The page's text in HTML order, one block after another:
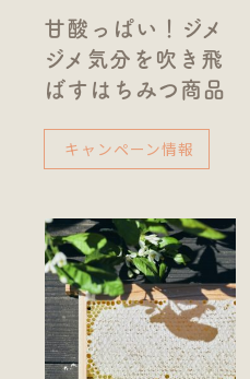
甘酸っぱい！ジメ
ジメ気分を吹き飛
ばすはちみつ商品
キャンペーン情報